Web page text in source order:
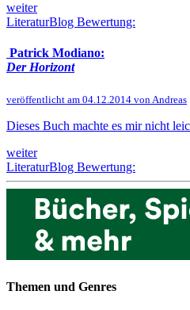
weiter
LiteraturBlog Bewertung:
Patrick Modiano:
Der Horizont
veröffentlicht am 04.12.2014 von Andreas
Dieses Buch machte es mir nicht
weiter
LiteraturBlog Bewertung:
Themen und Genres